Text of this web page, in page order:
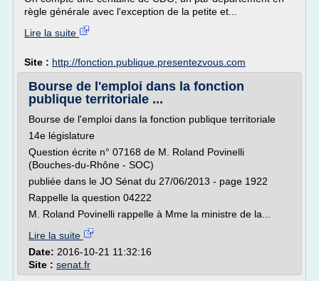
règle générale avec l'exception de la petite et...
Lire la suite
Site : http://fonction.publique.presentezvous.com
Bourse de l'emploi dans la fonction
publique territoriale ...
Bourse de l'emploi dans la fonction publique territoriale
14e législature
Question écrite n° 07168 de M. Roland Povinelli
(Bouches-du-Rhône - SOC)
publiée dans le JO Sénat du 27/06/2013 - page 1922
Rappelle la question 04222
M. Roland Povinelli rappelle à Mme la ministre de la...
Lire la suite
Date: 2016-10-21 11:32:16
Site : senat.fr